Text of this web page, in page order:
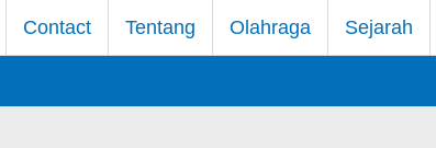
Contact Tentang Olahraga Sejarah